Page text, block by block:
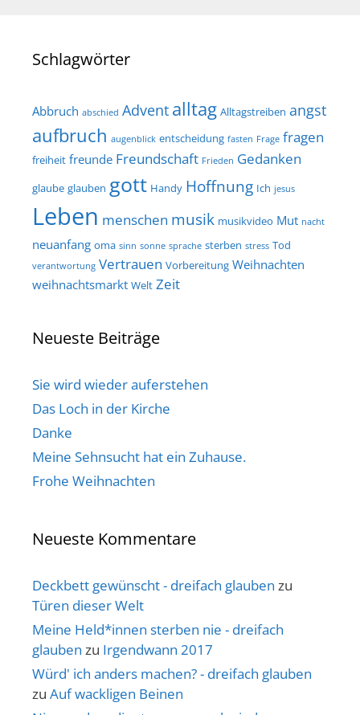
Schlagwörter
Abbruch abschied Advent alltag Alltagstreiben angst
aufbruch augenblick entscheidung fasten Frage fragen
freiheit freunde Freundschaft Frieden Gedanken
glaube glauben gott Handy Hoffnung Ich jesus
Leben menschen musik musikvideo Mut nacht
neuanfang oma sinn sonne sprache sterben stress Tod
verantwortung Vertrauen Vorbereitung Weihnachten
weihnachtsmarkt Welt Zeit
Neueste Beiträge
Sie wird wieder auferstehen
Das Loch in der Kirche
Danke
Meine Sehnsucht hat ein Zuhause.
Frohe Weihnachten
Neueste Kommentare
Deckbett gewünscht - dreifach glauben zu
Türen dieser Welt
Meine Held*innen sterben nie - dreifach
glauben zu Irgendwann 2017
Würd' ich anders machen? - dreifach glauben
zu Auf wackligen Beinen